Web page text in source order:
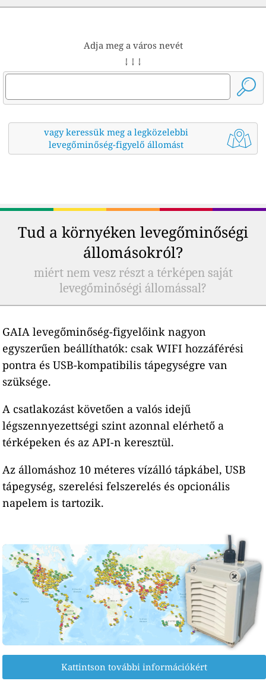
Adja meg a város nevét
↓ ↓ ↓
vagy keressük meg a legközelebbi
levegőminőség-figyelő állomást
Tud a környéken levegőminőségi
állomásokról?
miért nem vesz részt a térképen saját
levegőminőségi állomással?
GAIA levegőminőség-figyelőink nagyon
egyszerűen beállíthatók: csak WIFI hozzáférési
pontra és USB-kompatibilis tápegységre van
szüksége.
A csatlakozást követően a valós idejű
légszennyezettségi szint azonnal elérhető a
térképeken és az API-n keresztül.
Az állomáshoz 10 méteres vízálló tápkábel, USB
tápegység, szerelési felszerelés és opcionális
napelem is tartozik.
Kattintson további információkért